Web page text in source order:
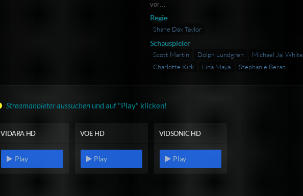
vor…
Regie
Shane Dax Taylor
Schauspieler
Scott Martin Dolph Lundgren
Michael Jai White
Charlotte Kirk
Lina Maya Stephanie Beran
Streamanbieter aussuchen und auf "Play" klicken!
VIDARA HD
Play
VOE HD
Play
VIDSONIC HD
Play